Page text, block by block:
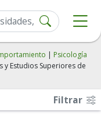
| Psicología
y Estudios Superiores de
Filtrar